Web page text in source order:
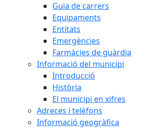
Guia de carrers
Equipaments
Entitats
Emergències
Farmàcies de guàrdia
Informació del municipi
Introducció
Història
El municipi en xifres
Adreces i telèfons
Informació geogràfica